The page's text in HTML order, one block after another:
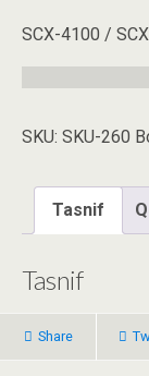
SCX-4100 /
SKU: SKU-260
Tasnif
Tasnif
Share